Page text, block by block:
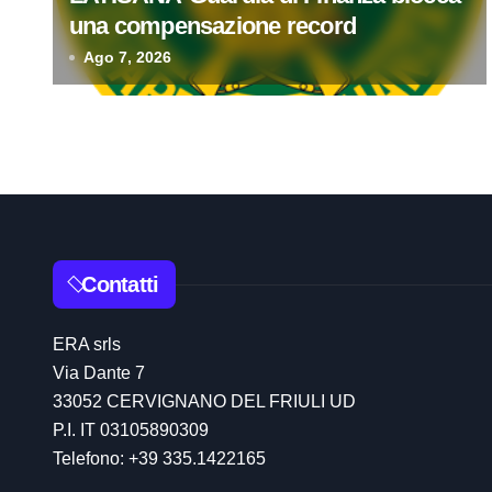
a
r
o
l
i
una compensazione record
Ago 7, 2026
Contatti
ERA srls
Via Dante 7
33052 CERVIGNANO DEL FRIULI UD
P.I. IT 03105890309
Telefono: +39 335.1422165